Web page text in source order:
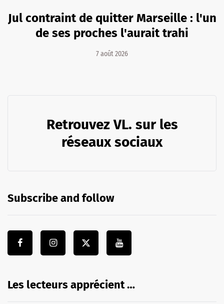
Jul contraint de quitter Marseille : l'un
de ses proches l'aurait trahi
7 août 2026
Retrouvez VL. sur les
réseaux sociaux
Subscribe and follow
Les lecteurs apprécient …